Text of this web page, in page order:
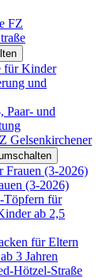
FZ
für Kinder
und
Paar- und
Gelsenkirchener
Frauen (3-2026)
(3-2026)
Töpfern für
ab 2,5
für Eltern
3 Jahren
Hötzel-Straße